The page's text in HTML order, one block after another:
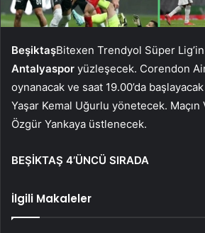
BeşiktaşBitexen Trendyol Süper Lig’in
Antalyaspor yüzleşecek. Corendon
oynanacak ve saat 19.00’da
Yaşar Kemal Uğurlu yönetecek. Maçın
Özgür Yankaya üstlenecek.
BEŞİKTAŞ 4’ÜNCÜ SIRADA
İlgili Makaleler